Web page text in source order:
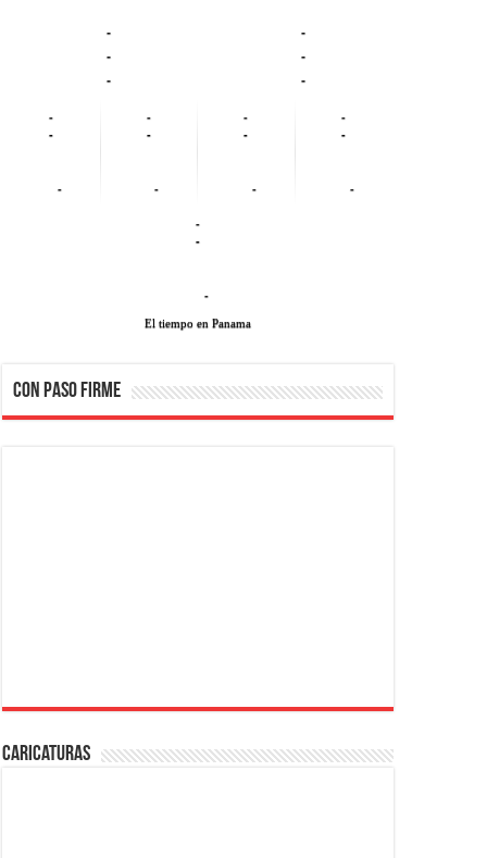
-
-
-
-
-
-
-
-
-
-
-
-
-
-
-
-
-
-
-
-
-
El tiempo en Panama
CON PASO FIRME
Caricaturas